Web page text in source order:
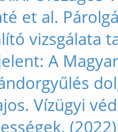
et al.
vizsgálata
A
Vízügyi